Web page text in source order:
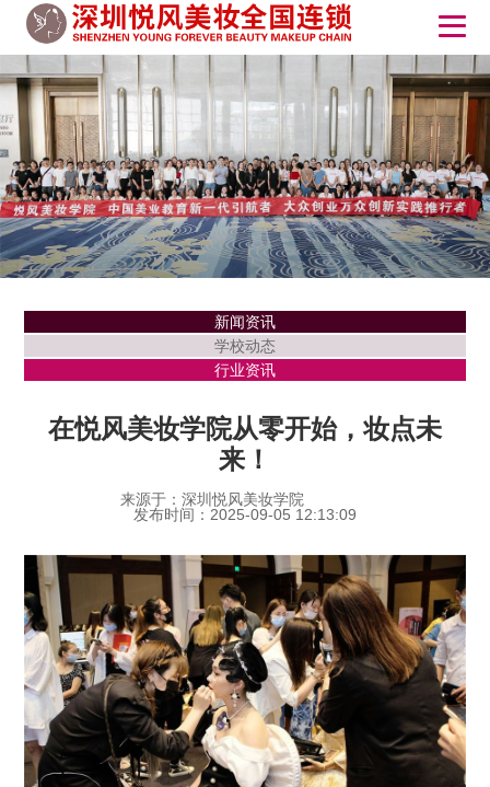
新闻资讯
学校动态
行业资讯
在悦风美妆学院从零开始，妆点未
来！
来源于：深圳悦风美妆学院
发布时间：2025-09-05 12:13:09